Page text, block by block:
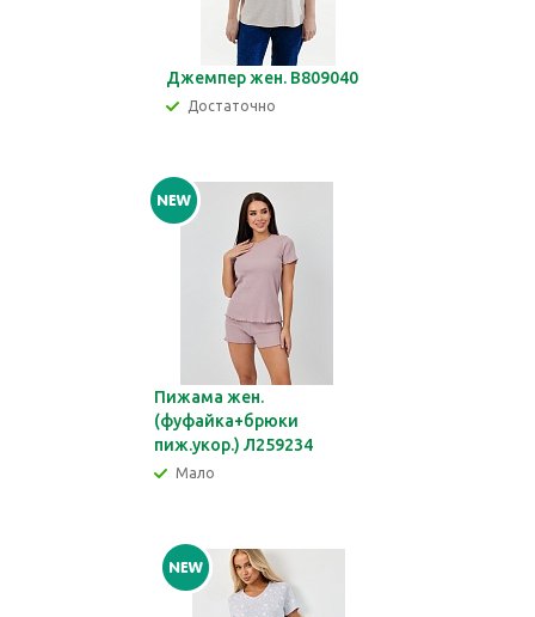
Джемпер жен. В809040
Достаточно
Пижама жен.
(фуфайка+брюки
пиж.укор.) Л259234
Мало